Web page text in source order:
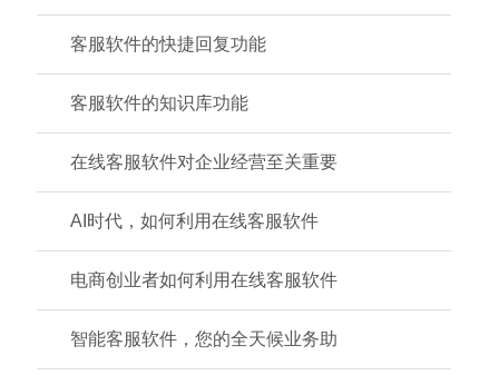
客服软件的快捷回复功能
客服软件的知识库功能
在线客服软件对企业经营至关重要
AI时代，如何利用在线客服软件
电商创业者如何利用在线客服软件
智能客服软件，您的全天候业务助